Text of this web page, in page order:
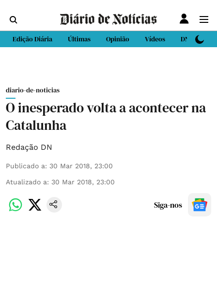
Edição Diária Últimas Opinião Vídeos DN Sport
diario-de-noticias
O inesperado volta a acontecer na
Catalunha
Redação DN
Publicado a: 30 Mar 2018, 23:00
Atualizado a: 30 Mar 2018, 23:00
Siga-nos